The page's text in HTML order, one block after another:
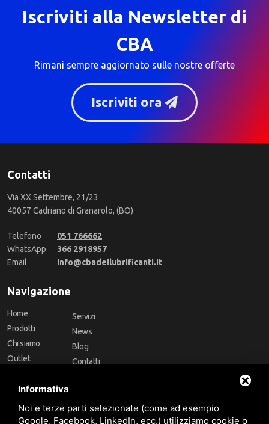
Iscriviti alla Newsletter di
CBA
Rimani sempre aggiornato sulle nostre offerte
Iscriviti ora
Contatti
Via XX Settembre, 21/23
40057 Cadriano di Granarolo, (BO)
Telefono
051 766662
WhatsApp
366 2918957
Email
info@cbadeilubrificanti.it
Navigazione
Home
Prodotti
Chi siamo
Outlet
Marchi
Servizi
News
Blog
Contatti
Follow Us
Informativa
Noi e terze parti selezionate (come ad esempio
Google, Facebook, LinkedIn, ecc.) utilizziamo cookie o